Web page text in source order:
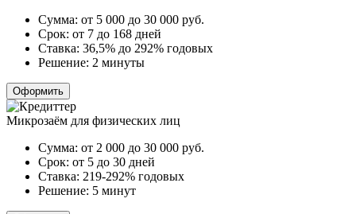
Сумма: от 5 000 до 30 000 руб.
Срок: от 7 до 168 дней
Ставка: 36,5% до 292% годовых
Решение: 2 минуты
Оформить
Микрозаём для физических лиц
Сумма: от 2 000 до 30 000 руб.
Срок: от 5 до 30 дней
Ставка: 219-292% годовых
Решение: 5 минут